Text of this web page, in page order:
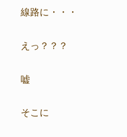
線路に・・・
えっ？？？
嘘
そこに